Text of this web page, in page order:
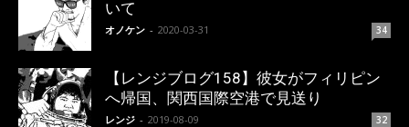
いて
オノケン - 2020-03-31 34
【レンジブログ158】彼女がフィリピン
へ帰国、関西国際空港で見送り
レンジ - 2019-08-09 32